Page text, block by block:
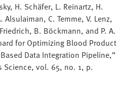
H. Schäfer, L. Reinartz, H.
Alsulaiman, C. Temme, V. Lenz,
B. Böckmann, and P. A.
for Optimizing Blood Product
Data Integration Pipeline,”
Science, vol. 65, no. 1, p.